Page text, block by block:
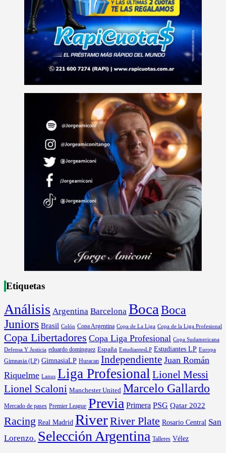
Etiquetas
Análisis Argentina Barcelona Boca Boca
Juniors Brasil Colón Copa Argentina Copa de La Liga Copa de la Liga Profesional
Copa Libertadores Copa Liga Profesional Copa Sudamericana
Defensa Y Justicia eduardo dominguez España EstudiantesLP Estudiantes LP Europa
Gimnasia (LP) GimnasiaLP Huracan Independiente Juan Román
Riquelme Lanus Liga Profesional Lionel Messi
Lionel Scaloni Manchester United Marcelo Gallardo
Mercado de pases Premier League Previa Primera PSG Qatar 2022
Racing Real Madrid RiverRiver Plate Rosario Central San
Lorenzo. Selección Argentina Talleres Vélez